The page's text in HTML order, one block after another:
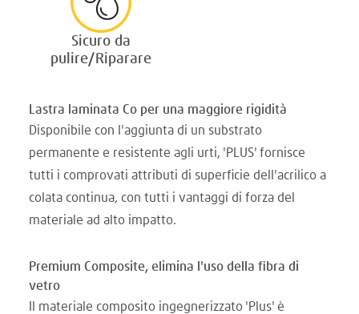
Sicuro da
pulire/Riparare
Lastra laminata Co per una maggiore rigidità
Disponibile con l'aggiunta di un substrato
permanente e resistente agli urti, 'PLUS' fornisce
tutti i comprovati attributi di superficie dell'acrilico a
colata continua, con tutti i vantaggi di forza del
materiale ad alto impatto.
Premium Composite, elimina l'uso della fibra di
vetro
Il materiale composito ingegnerizzato 'Plus' è